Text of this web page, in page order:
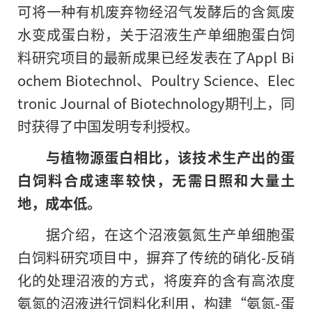
可将一种有机废弃物经沼气发酵后的含氮废
水变成蛋白粉，关于沼液生产单细胞蛋白饲
料研究项目的最新成果已经发表在了Appl Bi
ochem Biotechnol、 Poultry Science、 Elec
tronic Journal of Biotechnology期刊上，同
时获得了中国发明专利授权。
与植物源蛋白相比，该技术生产出的蛋
白饲料合成速率较快，无需日照和大量土
地，成本低。
据介绍，在这个沼液氨氮生产单细胞蛋
白饲料研究项目中，摒弃了传统的硝化-反硝
化的处理沼液的方式，将废弃的含有高浓度
氨氮的沼液进行饲料化利用，构建 “氨氮-蛋